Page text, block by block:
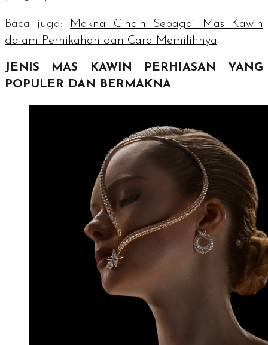
Baca juga: Makna Cincin Sebagai Mas Kawin
dalam Pernikahan dan Cara Memilihnya
JENIS MAS KAWIN PERHIASAN YANG
POPULER DAN BERMAKNA